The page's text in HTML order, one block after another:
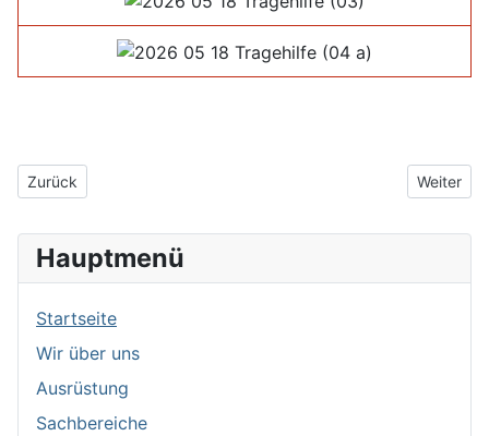
Hauptmenü
Startseite
Wir über uns
Ausrüstung
Sachbereiche
Vorheriger Beitrag: 2026_05_23_Fahrzeugbrand
Zurück Nächster
Weiter